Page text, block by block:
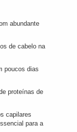
abundante
de cabelo na
poucos dias
proteínas de
capilares
para a